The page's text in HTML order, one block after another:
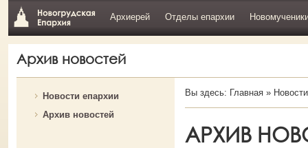
Архиерей Отделы епархии
Архив новостей
Новости епархии
Архив новостей
Вы здесь: Главная» Новости
АРХИВ